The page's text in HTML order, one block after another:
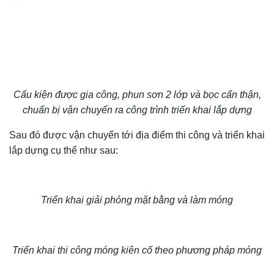
Cấu kiện được gia công, phun sơn 2 lớp và bọc cẩn thận,
chuẩn bị vận chuyển ra công trình triển khai lắp dựng
Sau đó được vận chuyển tới địa điểm thi công và triển khai
lắp dựng cụ thể như sau:
Triển khai giải phóng mặt bằng và làm móng
Triển khai thi công móng kiên cố theo phương pháp móng